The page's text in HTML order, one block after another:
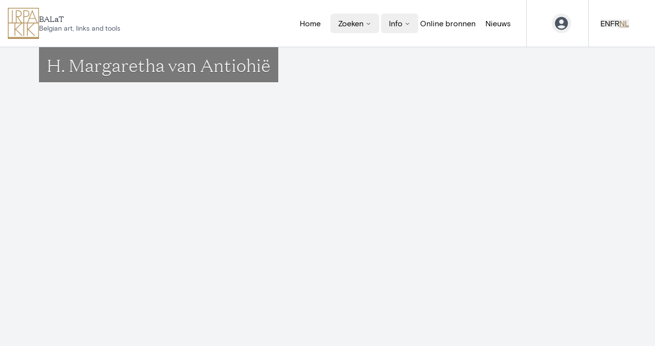
BALaT
Belgian art, links and tools
Home Zoeken Info Online bronnen Nieuws ENFRNL
H. Margaretha van Antiohië